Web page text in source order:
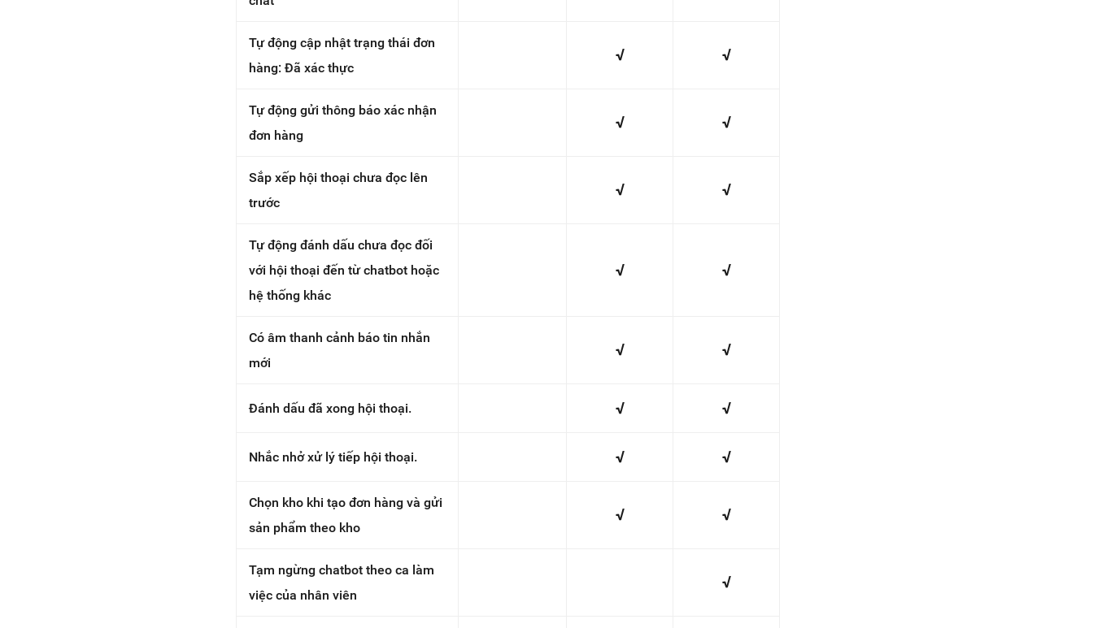
Tự động cập nhật trạng thái đơn
hàng: Đã xác thực
√ √
Tự động gửi thông báo xác nhận
đơn hàng
√ √
Sắp xếp hội thoại chưa đọc lên
trước
√ √
Tự động đánh dấu chưa đọc đối
với hội thoại đến từ chatbot hoặc
hệ thống khác
√ √
Có âm thanh cảnh báo tin nhắn
mới
√ √
Đánh dấu đã xong hội thoại. √ √
Nhắc nhở xử lý tiếp hội thoại. √ √
Chọn kho khi tạo đơn hàng và gửi
sản phẩm theo kho
√ √
Tạm ngừng chatbot theo ca làm
việc của nhân viên
√